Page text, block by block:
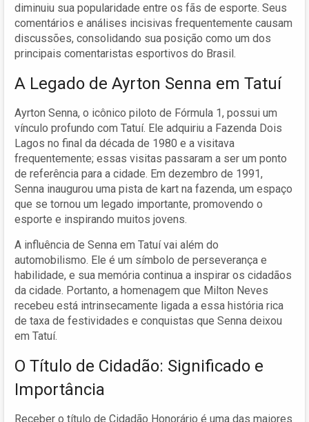
diminuiu sua popularidade entre os fãs de esporte. Seus
comentários e análises incisivas frequentemente causam
discussões, consolidando sua posição como um dos
principais comentaristas esportivos do Brasil.
A Legado de Ayrton Senna em Tatuí
Ayrton Senna, o icônico piloto de Fórmula 1, possui um
vínculo profundo com Tatuí. Ele adquiriu a Fazenda Dois
Lagos no final da década de 1980 e a visitava
frequentemente; essas visitas passaram a ser um ponto
de referência para a cidade. Em dezembro de 1991,
Senna inaugurou uma pista de kart na fazenda, um espaço
que se tornou um legado importante, promovendo o
esporte e inspirando muitos jovens.
A influência de Senna em Tatuí vai além do
automobilismo. Ele é um símbolo de perseverança e
habilidade, e sua memória continua a inspirar os cidadãos
da cidade. Portanto, a homenagem que Milton Neves
recebeu está intrinsecamente ligada a essa história rica
de taxa de festividades e conquistas que Senna deixou
em Tatuí.
O Título de Cidadão: Significado e
Importância
Receber o título de Cidadão Honorário é uma das maiores